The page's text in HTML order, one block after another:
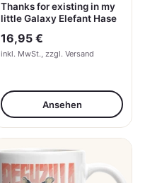
Thanks for existing in my
little Galaxy Elefant Hase
16,95 €
inkl. MwSt., zzgl. Versand
Ansehen